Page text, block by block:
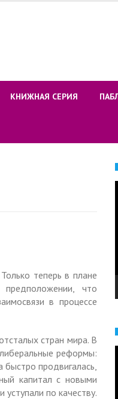
КНИЖНАЯ СЕРИЯ
теперь в плане
что
в процессе
стран мира. В
реформы:
быстро продвигалась,
капитал с новыми
по качеству.